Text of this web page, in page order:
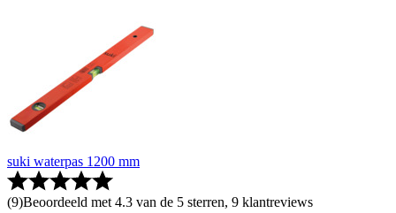
suki waterpas 1200 mm
(9)Beoordeeld met 4.3 van de 5 sterren, 9 klantreviews